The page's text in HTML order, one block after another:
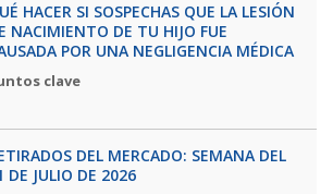
HACER SI SOSPECHAS QUE LA LESIÓN
NACIMIENTO DE TU HIJO FUE
POR UNA NEGLIGENCIA MÉDICA
clave
DEL MERCADO: SEMANA DEL
DE JULIO DE 2026